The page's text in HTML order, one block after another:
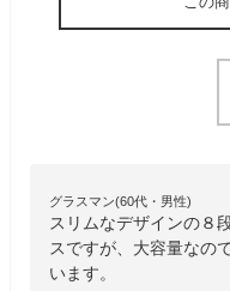
グラスマン(60代・男性)
スリムなデザインの８
スですが、大容量なの
います。